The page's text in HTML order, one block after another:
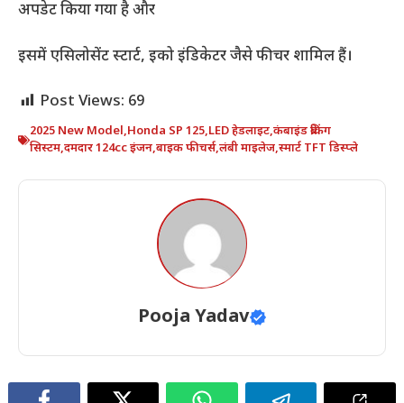
अपडेट किया गया है और
इसमें एसिलोसेंट स्टार्ट, इको इंडिकेटर जैसे फीचर शामिल हैं।
Post Views: 69
2025 New Model,Honda SP 125,LED हेडलाइट,कंबाइंड ब्रेकिंग
सिस्टम,दमदार 124cc इंजन,बाइक फीचर्स,लंबी माइलेज,स्मार्ट TFT डिस्प्ले
Pooja Yadav